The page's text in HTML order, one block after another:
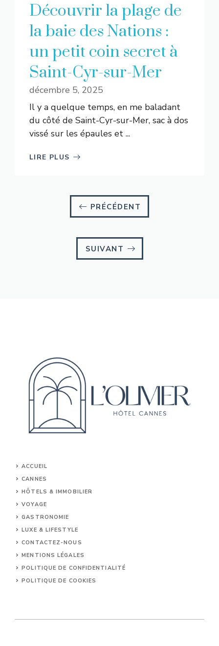
Découvrir la plage de
la baie des Nations :
un petit coin secret à
Saint-Cyr-sur-Mer
décembre 5, 2025
Il y a quelque temps, en me baladant
du côté de Saint-Cyr-sur-Mer, sac à dos
vissé sur les épaules et ...
LIRE PLUS
PRÉCÉDENT
SUIVANT
ACCUEIL
CANNES
HÔTELS & IMMOBILIER
VOYAGE
GASTRONOMIE
LUXE & LIFESTYLE
CONTACTEZ-NOUS
MENTIONS LÉGALES
POLITIQUE DE CONFIDENTIALITÉ
POLITIQUE DE COOKIES